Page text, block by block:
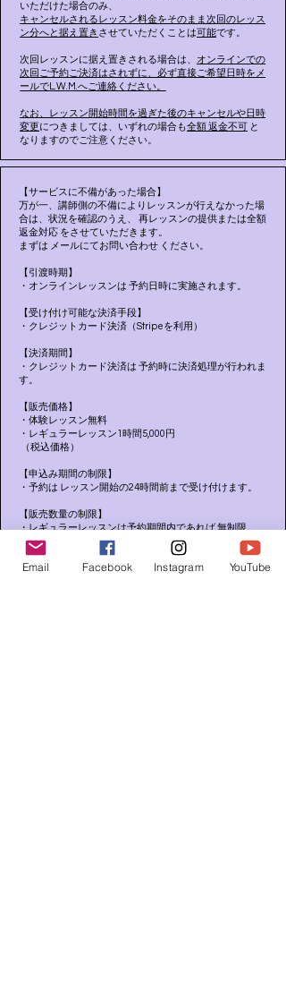
いただけた場合のみ、
キャンセルされるレッスン料金をそのまま次回のレッス
ン分へと据え置き させていただくことは可能です。
次回レッスンに据え置きされる場合は、 オンラインでの
次回ご予約ご決済はされずに、必ず直接ご希望日時をメ
ールでL.W.M.へご連絡ください。
なお、レッスン開始時間を過ぎた後のキャンセルや日時
変更につきましては、いずれの場合も全額 返金不可 と
なりますのでご注意ください。
【サービスに不備があった場合】
万が一、講師側の不備によりレッスンが行えなかった場
合は、状況を確認のうえ、 再レッスンの提供または全額
返金対応 をさせていただきます。
まずは メールにてお問い合わせ ください。
【引渡時期】
・オンラインレッスンは 予約日時に実施されます。
【受け付け可能な決済手段】
・クレジットカード決済（Stripeを利用）
【決済期間】
・クレジットカード決済は 予約時に決済処理が行われま
す。
【販売価格】
・体験レッスン無料
・レギュラーレッスン1時間5,000円
（税込価格）
【申込み期間の制限】
・予約は レッスン開始の24時間前まで受け付けます。
​​【販売数量の制限】
・レギュラーレッスンは予約期間内であれば 無制限
・体験レッスンは2回まで可能
Email Facebook Instagram YouTube